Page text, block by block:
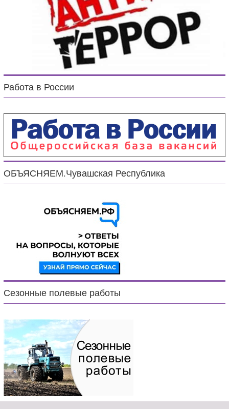
Работа в России
ОБЪЯСНЯЕМ.Чувашская Республика
Сезонные полевые работы